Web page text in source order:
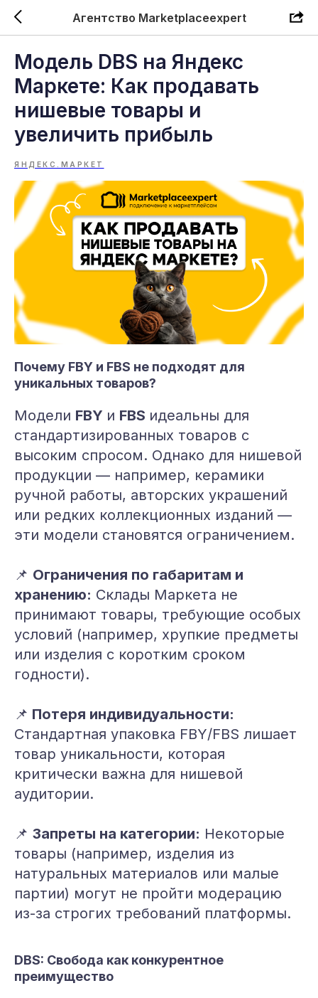
Агентство Marketplaceexpert
Модель DBS на Яндекс
Маркете: Как продавать
нишевые товары и
увеличить прибыль
ЯНДЕКС.МАРКЕТ
Почему FBY и FBS не подходят для
уникальных товаров?
Модели FBY и FBS идеальны для
стандартизированных товаров с
высоким спросом. Однако для нишевой
продукции — например, керамики
ручной работы, авторских украшений
или редких коллекционных изданий —
эти модели становятся ограничением.
📌 Ограничения по габаритам и
хранению: Склады Маркета не
принимают товары, требующие особых
условий (например, хрупкие предметы
или изделия с коротким сроком
годности).
📌 Потеря индивидуальности:
Стандартная упаковка FBY/FBS лишает
товар уникальности, которая
критически важна для нишевой
аудитории.
📌 Запреты на категории: Некоторые
товары (например, изделия из
натуральных материалов или малые
партии) могут не пройти модерацию
из-за строгих требований платформы.
DBS: Свобода как конкурентное
преимущество